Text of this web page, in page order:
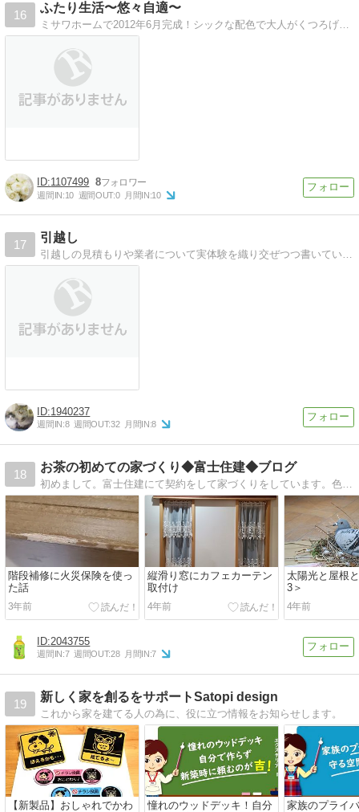
16
ふたり生活〜悠々自適〜
ミサワホームで2012年6月完成！シックな配色で大人がくつろげる空間を目指します。
1107499 8
週間IN:10 週間OUT:0 月間IN:10
17
引越し
引越しの見積もりや業者について実体験を織り交ぜつつ書いています。
1940237
週間IN:8 週間OUT:32 月間IN:8
18
お茶の初めての家づくり◆富士住建◆ブログ
初めまして。富士住建にて契約をして家づくりをしています。色々な情報を調べながら書いてるブログです。宜しくお願い致します。
階段補修に火災保険を使っ
た話
3年前
縦滑り窓にカフェカーテン
取付け
4年前
太陽光と屋根
3＞
4年前
2043755
週間IN:7 週間OUT:28 月間IN:7
19
新しく家を創るをサポートSatopi design
これから家を建てる人の為に、役に立つ情報をお知らせします。
【新製品】おしゃれでかわ
憧れのウッドデッキ！自分
家族のプライ